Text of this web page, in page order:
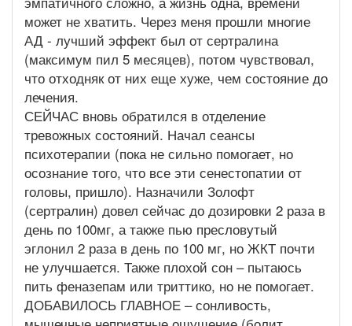
может не хватить. Через меня прошли многие
АД - лучший эффект был от сертралина
(максимум пил 5 месяцев), потом чувствовал,
что отходняк от них еще хуже, чем состояние до
лечения.
СЕЙЧАС вновь обратился в отделение
тревожных состояний. Начал сеансы
психотерапии (пока не сильно помогает, но
осознание того, что все эти сенестопатии от
головы, пришло). Назначили Золофт
(сертралин) довел сейчас до дозировки 2 раза в
день по 100мг, а также пью пресловутый
эглонил 2 раза в день по 100 мг, но ЖКТ почти
не улучшается. Также плохой сон – пытаюсь
пить феназепам или триттико, но не помогает.
ДОБАВИЛОСЬ ГЛАВНОЕ – сонливость,